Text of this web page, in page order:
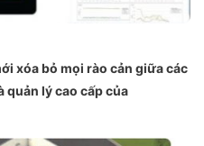
xóa bỏ mọi rào cản giữa các
quản lý cao cấp của